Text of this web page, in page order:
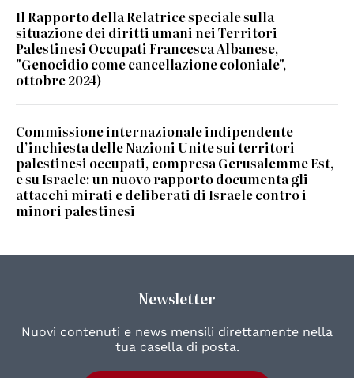
Il Rapporto della Relatrice speciale sulla
situazione dei diritti umani nei Territori
Palestinesi Occupati Francesca Albanese,
"Genocidio come cancellazione coloniale",
ottobre 2024)
Commissione internazionale indipendente
d’inchiesta delle Nazioni Unite sui territori
palestinesi occupati, compresa Gerusalemme Est,
e su Israele: un nuovo rapporto documenta gli
attacchi mirati e deliberati di Israele contro i
minori palestinesi
Newsletter
Nuovi contenuti e news mensili direttamente nella
tua casella di posta.